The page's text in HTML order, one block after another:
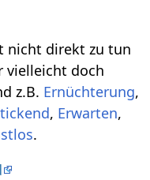
nicht direkt zu tun
z.B.
,
,
,
.